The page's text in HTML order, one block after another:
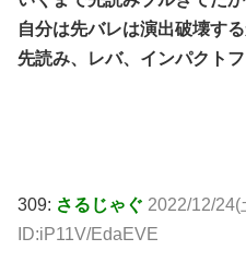
自分は先バレは演出破壊する
先読み、レバ、インパクト
309: さるじゃぐ 2022/12/24(
ID:iP11V/EdaEVE